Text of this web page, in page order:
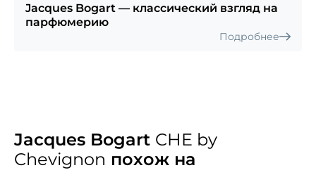
Jacques Bogart — классический взгляд на
парфюмерию
Подробнее
Jacques Bogart CHE by
Chevignon похож на